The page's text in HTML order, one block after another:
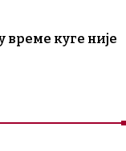
куге није